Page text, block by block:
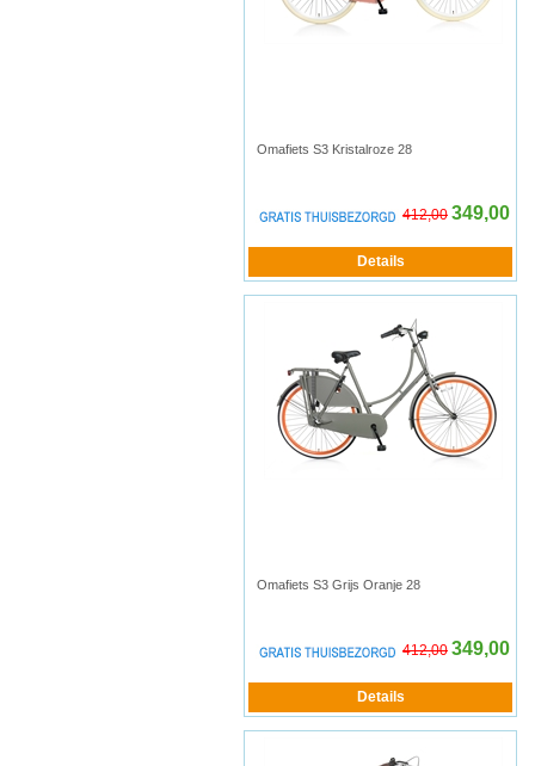
Omafiets S3 Kristalroze 28
412,00 349,00
Omafiets S3 Grijs Oranje 28
412,00 349,00